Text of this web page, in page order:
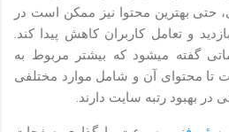
حتی بهترین محتوا نیز ممکن است در
و تعامل کاربران کاهش پیدا کند.
گفته میشود که بیشتر مربوط به
تا محتوای آن و شامل موارد مختلفی
بهبود رتبه سایت دارند.